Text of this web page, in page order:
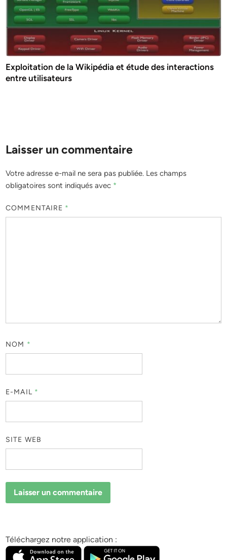
Exploitation de la Wikipédia et étude des interactions
entre utilisateurs
Laisser un commentaire
Votre adresse e-mail ne sera pas publiée. Les champs
obligatoires sont indiqués avec *
COMMENTAIRE *
NOM *
E-MAIL *
SITE WEB
Téléchargez notre application :